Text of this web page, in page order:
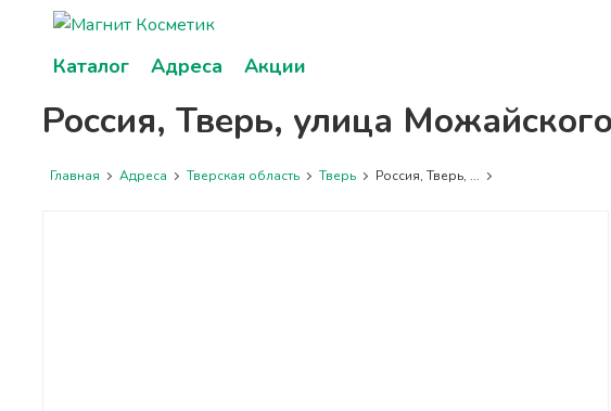
Каталог Адреса Акции
Россия, Тверь, улица
Главная Адреса Тверская область Тверь Россия, Тверь, ...